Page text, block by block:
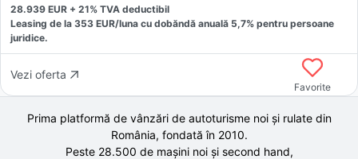
28.939 EUR + 21% TVA deductibil
Leasing de la 353 EUR/luna cu dobăndă anuală 5,7% pentru persoane
juridice.
Vezi oferta
Favorite
Prima platformă de vânzări de autoturisme noi și rulate din
România, fondată în 2010.
Peste 28.500 demașini noi și second hand,